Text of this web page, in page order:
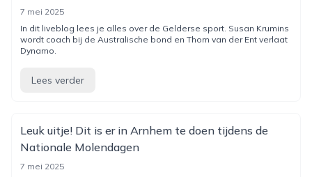
7 mei 2025
In dit liveblog lees je alles over de Gelderse sport. Susan Krumins
wordt coach bij de Australische bond en Thom van der Ent verlaat
Dynamo.
Lees verder
Leuk uitje! Dit is er in Arnhem te doen tijdens de
Nationale Molendagen
7 mei 2025